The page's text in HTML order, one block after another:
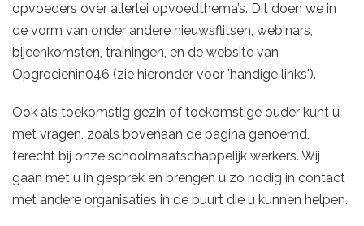
opvoeders over allerlei opvoedthema’s. Dit doen we in
de vorm van onder andere nieuwsflitsen, webinars,
bijeenkomsten, trainingen, en de website van
Opgroeienin046 (zie hieronder voor 'handige links').
Ook als toekomstig gezin of toekomstige ouder kunt u
met vragen, zoals bovenaan de pagina genoemd,
terecht bij onze schoolmaatschappelijk werkers. Wij
gaan met u in gesprek en brengen u zo nodig in contact
met andere organisaties in de buurt die u kunnen helpen.